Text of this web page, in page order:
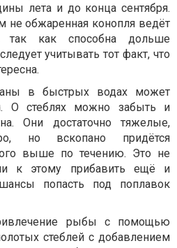
лета и до конца сентября.
обжаренная конопля ведёт
так как способна дольше
учитывать тот факт, что
в быстрых водах может
О стеблях можно забыть и
Они достаточно тяжелые,
но вскопано придётся
выше по течению. Это не
к этому прибавить ещё и
попасть под поплавок
рыбы с помощью
стеблей с добавлением